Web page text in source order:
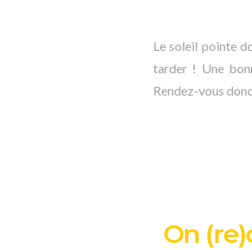
Le soleil pointe
tarder ! Une
Rendez-vous
On